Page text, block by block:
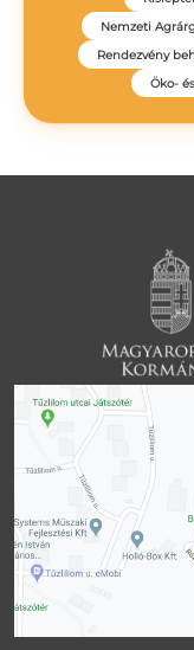
Nemzeti
Rendezvény
Öko-